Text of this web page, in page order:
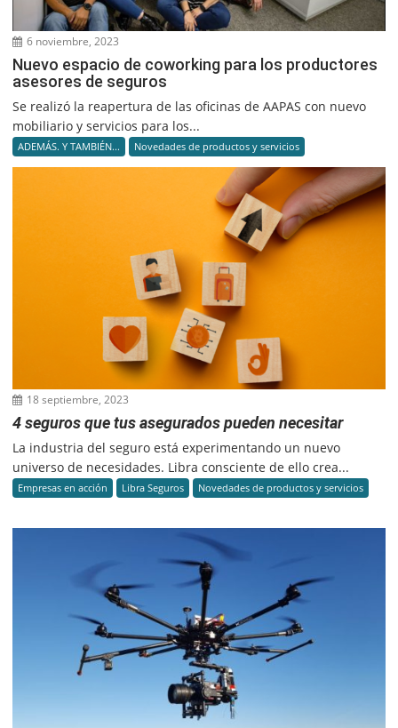
6 noviembre, 2023
Nuevo espacio de coworking para los productores
asesores de seguros
Se realizó la reapertura de las oficinas de AAPAS con nuevo
mobiliario y servicios para los...
ADEMÁS. Y TAMBIÉN... Novedades de productos y servicios
18 septiembre, 2023
4 seguros que tus asegurados pueden necesitar
La industria del seguro está experimentando un nuevo
universo de necesidades. Libra consciente de ello crea...
Empresas en acción Libra Seguros Novedades de productos y servicios